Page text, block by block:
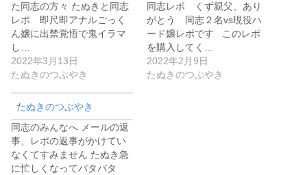
た同志の方々 たぬきと同志
レポ 即尺即アナルごっく
ん嬢に出禁覚悟で鬼イラマ
し…
2022年3月13日
たぬきのつぶやき
同志レポ くず親父、あり
がとう 同志２名vs現役ハ
ード嬢レポです このレポ
を購入してく…
2022年2月9日
たぬきのつぶやき
たぬきのつぶやき
同志のみんなへ メールの返
事、レポの返事がかけてい
なくてすみません たぬき急
に忙しくなってバタバタ